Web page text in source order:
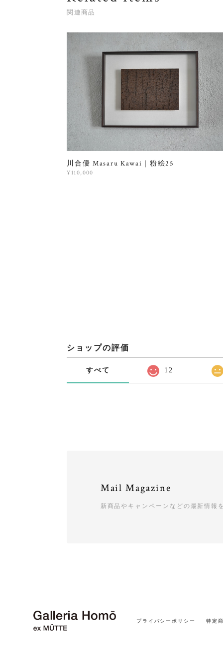
関連商品
川合優 Masaru Kawai｜粉絵25
¥110,000
ショップの評価
すべて 12
Mail Magazine
新商品やキャンペーンなどの最新情報
プライバシーポリシー 特定